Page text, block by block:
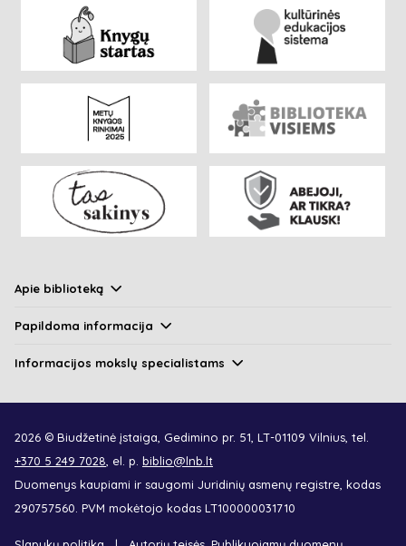
Apie biblioteką
Papildoma informacija
Informacijos mokslų specialistams
2026 © Biudžetinė įstaiga, Gedimino pr. 51, LT-01109 Vilnius, tel.
+370 5 249 7028 , el. p. biblio@lnb.lt
Duomenys kaupiami ir saugomi Juridinių asmenų registre, kodas
290757560. PVM mokėtojo kodas LT100000031710